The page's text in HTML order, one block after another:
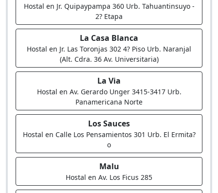
Hostal en Jr. Quipaypampa 360 Urb. Tahuantinsuyo -
2? Etapa
La Casa Blanca
Hostal en Jr. Las Toronjas 302 4? Piso Urb. Naranjal
(Alt. Cdra. 36 Av. Universitaria)
La Via
Hostal en Av. Gerardo Unger 3415-3417 Urb.
Panamericana Norte
Los Sauces
Hostal en Calle Los Pensamientos 301 Urb. El Ermita?
o
Malu
Hostal en Av. Los Ficus 285